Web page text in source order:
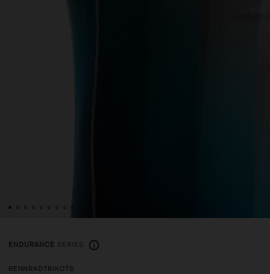
ENDURANCE SERIES
RENNRADTRIKOTS